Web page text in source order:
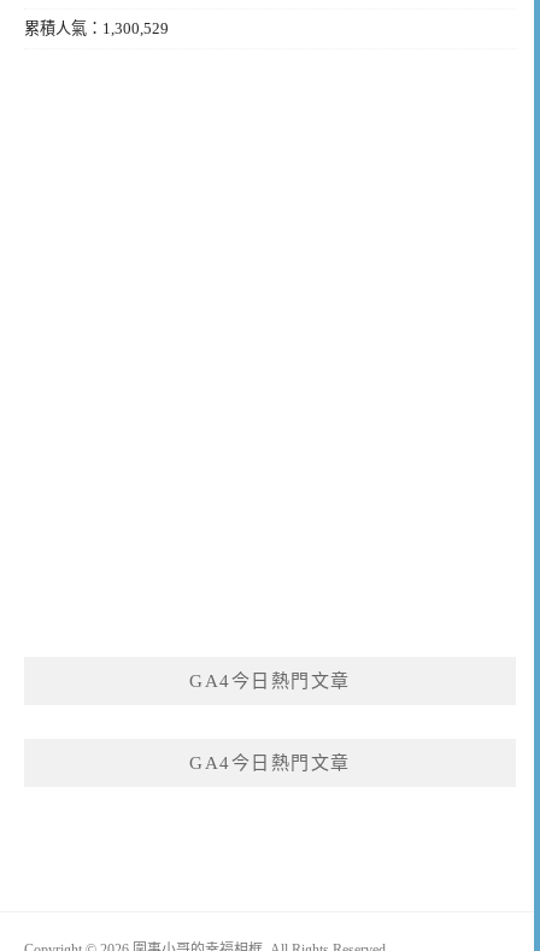
累積人氣：1,300,529
GA4今日熱門文章
GA4今日熱門文章